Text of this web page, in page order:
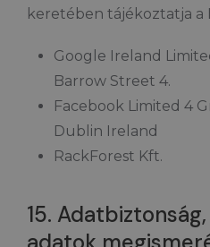
keretében tájékoztatja a
Google Ireland
Barrow Street 4.
Facebook Limited 4
Dublin Ireland
RackForest Kft.
15.